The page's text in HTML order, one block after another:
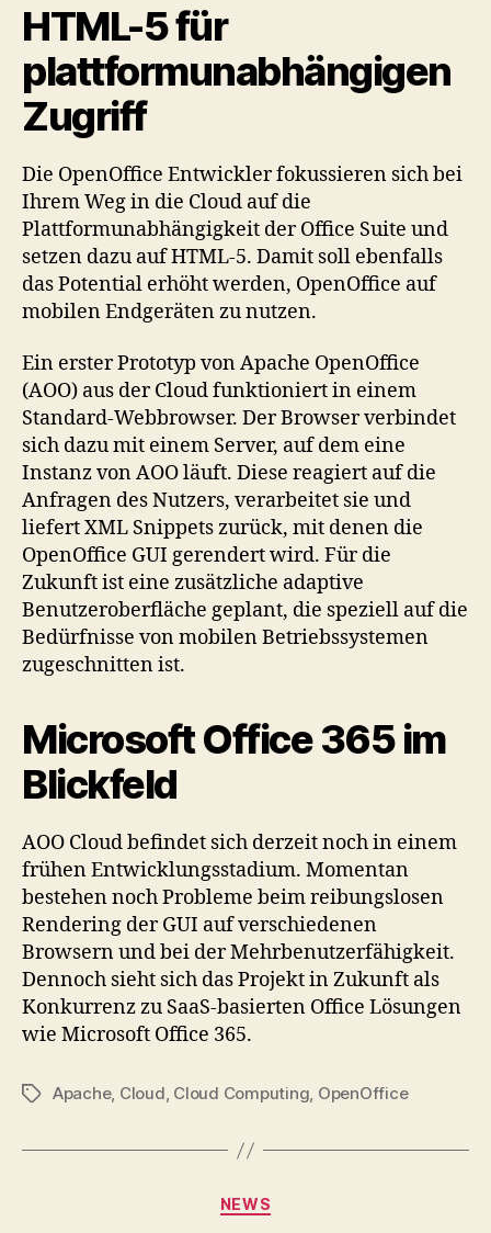
HTML-5 für
plattformunabhängigen
Zugriff
Die OpenOffice Entwickler fokussieren sich bei
Ihrem Weg in die Cloud auf die
Plattformunabhängigkeit der Office Suite und
setzen dazu auf HTML-5. Damit soll ebenfalls
das Potential erhöht werden, OpenOffice auf
mobilen Endgeräten zu nutzen.
Ein erster Prototyp von Apache OpenOffice
(AOO) aus der Cloud funktioniert in einem
Standard-Webbrowser. Der Browser verbindet
sich dazu mit einem Server, auf dem eine
Instanz von AOO läuft. Diese reagiert auf die
Anfragen des Nutzers, verarbeitet sie und
liefert XML Snippets zurück, mit denen die
OpenOffice GUI gerendert wird. Für die
Zukunft ist eine zusätzliche adaptive
Benutzeroberfläche geplant, die speziell auf die
Bedürfnisse von mobilen Betriebssystemen
zugeschnitten ist.
Microsoft Office 365 im
Blickfeld
AOO Cloud befindet sich derzeit noch in einem
frühen Entwicklungsstadium. Momentan
bestehen noch Probleme beim reibungslosen
Rendering der GUI auf verschiedenen
Browsern und bei der Mehrbenutzerfähigkeit.
Dennoch sieht sich das Projekt in Zukunft als
Konkurrenz zu SaaS-basierten Office Lösungen
wie Microsoft Office 365.
TagsApache, Cloud, Cloud Computing, OpenOffice
Categories
NEWS